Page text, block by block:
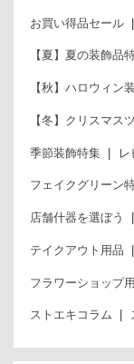
お買い得品セール
【夏】夏の装飾品
【秋】ハロウィン
【冬】クリスマス
季節装飾特集
フェイクグリーン
店舗什器を選ぼう
テイクアウト用品
フラワーショップ用
ストエキコラム